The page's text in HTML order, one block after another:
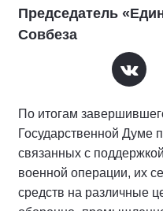
Председатель
Совбеза
По итогам
Государственной Думе
связанных с
военной операции, их
средств на различные